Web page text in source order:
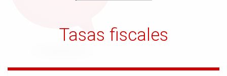
Tasas fiscales